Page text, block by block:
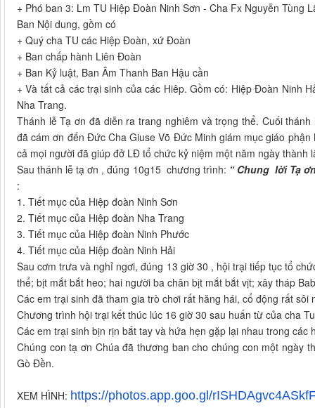
+ Phó ban 3: Lm TU Hiệp Đoàn Ninh Sơn - Cha Fx Nguyễn Tùng
Ban Nội dung, gồm có
+ Quý cha TU các Hiệp Đoàn, xứ Đoàn
+ Ban chấp hành Liên Đoàn
+ Ban Kỷ luật, Ban Âm Thanh Ban Hậu cần
+ Và tất cả các trại sinh của các Hiêp. Gồm có: Hiệp Đoàn Ninh
Nha Trang.
Thánh lễ Tạ ơn đã diễn ra trang nghiêm và trọng thể. Cuối
đã cám ơn đến Đức Cha Giuse Võ Đức Minh giám mục giáo
cả mọi người đã giúp đở LĐ tổ chức kỷ niệm một năm ngày thành
Sau thánh lễ tạ ơn , đúng 10g15 chương trình: “ Chunglời Tạ
:
1. Tiết mục của Hiệp đoàn Ninh Sơn
2. Tiết mục của Hiệp đoàn Nha Trang
3. Tiết mục của Hiệp đoàn Ninh Phước
4. Tiết mục của Hiệp đoàn Ninh Hải
Sau cơm trưa và nghỉ ngơi, đúng 13 giờ 30 , hội trại tiếp tục tổ
thể; bịt mắt bắt heo; hai người ba chân bịt mắt bắt vịt; xây tháp
Các em trại sinh đã tham gia trò chơi rất hăng hái, cổ động rất
Chương trình hội trại kết thúc lúc 16 giờ 30 sau huấn từ của cha
Các em trại sinh bịn rịn bắt tay và hứa hẹn gặp lại nhau trong các
Chúng con tạ ơn Chúa đã thương ban cho chúng con một ngày
Gò Đền.
XEM HÌNH: https://photos.app.goo.gl/